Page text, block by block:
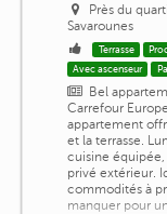
Près du
Savarounes
Terrasse
Avec ascenseur
Bel
Carrefour
appartement
et la terrasse.
cuisine équipée,
privé extérieur.
commodités à
manquer pour